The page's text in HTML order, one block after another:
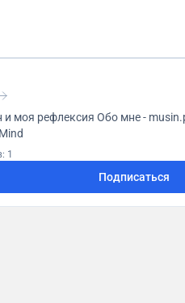
Технологи - omcon.ru verspeak.com Мусин
1
Подписаться